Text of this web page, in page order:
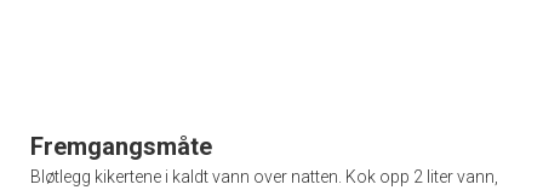
Fremgangsmåte
Bløtlegg kikertene i kaldt vann over natten. Kok opp 2 liter vann,